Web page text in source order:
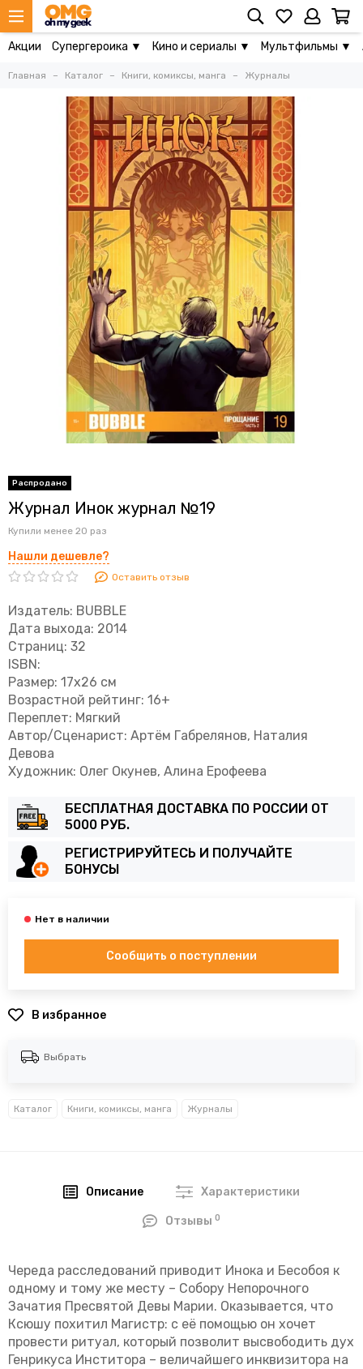
Акции Супергероика ▼ Кино и сериалы ▼ Мультфильмы ▼
Главная Каталог Книги, комиксы, манга Журналы
Журнал Инок журнал №19
Купили менее 20 раз
Нашли дешевле?
Оставить отзыв
Издатель: BUBBLE
Дата выхода: 2014
Страниц: 32
ISBN:
Размер: 17x26 см
Возрастной рейтинг: 16+
Переплет: Мягкий
Автор/Сценарист: Артём Габрелянов, Наталия
Девова
Художник: Олег Окунев, Алина Ерофеева
БЕСПЛАТНАЯ ДОСТАВКА ПО РОССИИ ОТ
5000 РУБ.
РЕГИСТРИРУЙТЕСЬ И ПОЛУЧАЙТЕ
БОНУСЫ
Сообщить о поступлении
В избранное
Выбрать
Каталог Книги, комиксы, манга Журналы
Описание Характеристики
Отзывы0
Череда расследований приводит Инока и Бесобоя к
одному и тому же месту – Собору Непорочного
Зачатия Пресвятой Девы Марии. Оказывается, что
Ксюшу похитил Магистр: с её помощью он хочет
провести ритуал, который позволит высвободить дух
Генрикуса Инститора – величайшего инквизитора на